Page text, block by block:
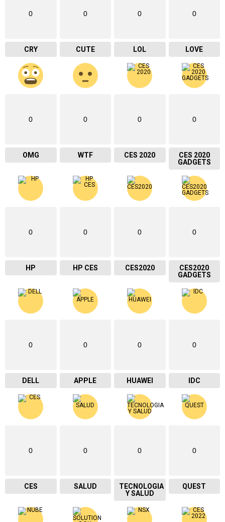
0
CRY
0
CUTE
0
LOL
0
LOVE
0
OMG
0
WTF
0
CES 2020
0
CES 2020
GADGETS
0
HP
0
HP CES
0
CES2020
0
CES2020
GADGETS
0
DELL
0
APPLE
0
HUAWEI
0
IDC
0
CES
0
SALUD
0
TECNOLOGIA
Y SALUD
0
QUEST